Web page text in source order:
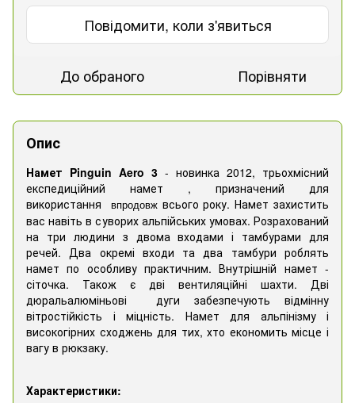
Повідомити, коли з'явиться
До обраного Порівняти
Опис
Намет Pinguin Aero 3 - новинка 2012, трьохмісний
експедиційний намет , призначений для
використання
впродовж всього року. Намет захистить
вас навіть в суворих альпійських умовах. Розрахований
на три людини з двома входами і тамбурами для
речей. Два окремі входи та два тамбури роблять
намет по особливу практичним. Внутрішній намет -
сіточка. Також є дві вентиляційні шахти. Дві
дюральалюміньові дуги забезпечують відмінну
вітростійкість і міцність. Намет для альпінізму і
високогірних сходжень для тих, хто економить місце і
вагу в рюкзаку.
Характеристики: